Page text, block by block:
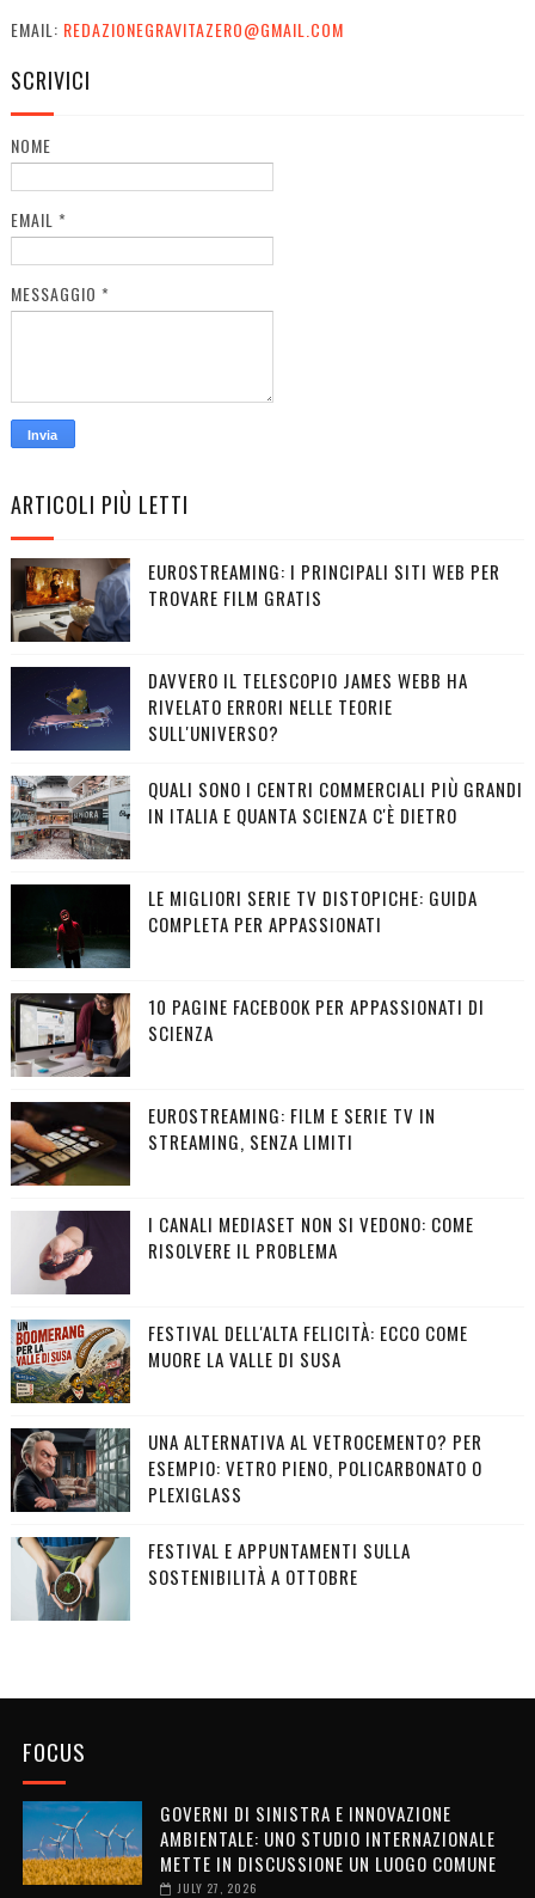
EMAIL: REDAZIONEGRAVITAZERO@GMAIL.COM
SCRIVICI
NOME
EMAIL *
MESSAGGIO *
ARTICOLI PIÙ LETTI
EUROSTREAMING: I PRINCIPALI SITI WEB PER
TROVARE FILM GRATIS
DAVVERO IL TELESCOPIO JAMES WEBB HA
RIVELATO ERRORI NELLE TEORIE
SULL'UNIVERSO?
QUALI SONO I CENTRI COMMERCIALI PIÙ GRANDI
IN ITALIA E QUANTA SCIENZA C'È DIETRO
LE MIGLIORI SERIE TV DISTOPICHE: GUIDA
COMPLETA PER APPASSIONATI
10 PAGINE FACEBOOK PER APPASSIONATI DI
SCIENZA
EUROSTREAMING: FILM E SERIE TV IN
STREAMING, SENZA LIMITI
I CANALI MEDIASET NON SI VEDONO: COME
RISOLVERE IL PROBLEMA
FESTIVAL DELL'ALTA FELICITÀ: ECCO COME
MUORE LA VALLE DI SUSA
UNA ALTERNATIVA AL VETROCEMENTO? PER
ESEMPIO: VETRO PIENO, POLICARBONATO O
PLEXIGLASS
FESTIVAL E APPUNTAMENTI SULLA
SOSTENIBILITÀ A OTTOBRE
FOCUS
GOVERNI DI SINISTRA E INNOVAZIONE
AMBIENTALE: UNO STUDIO INTERNAZIONALE
METTE IN DISCUSSIONE UN LUOGO COMUNE
JULY 27, 2026